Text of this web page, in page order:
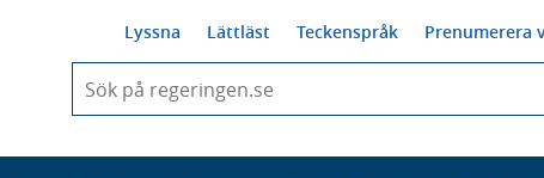
Lyssna Lättläst Teckenspråk Prenumerera
du
skriva